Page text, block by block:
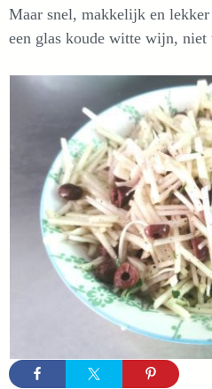
Maar snel, makkelijk en
een glas koude witte wijn, niet